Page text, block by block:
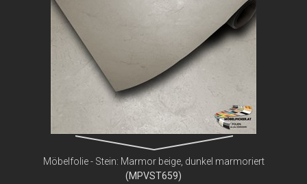
Möbelfolie - Stein: Marmor beige, dunkel marmoriert
(MPVST659)